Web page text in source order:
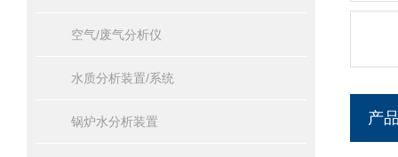
空气/废气分析仪
水质分析装置/系统
锅炉水分析装置 产